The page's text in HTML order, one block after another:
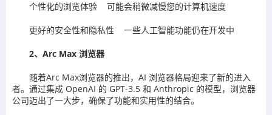
个性化的浏览体验 可能会稍微减慢您的计算机速度
更好的安全性和隐私性 一些人工智能功能仍在开发中
2、Arc Max 浏览器
随着Arc Max浏览器的推出，AI 浏览器格局迎来了新的进入
者。通过集成 OpenAI 的 GPT-3.5 和 Anthropic 的模型，浏览器
公司迈出了一大步，确保了功能和实用性的结合。